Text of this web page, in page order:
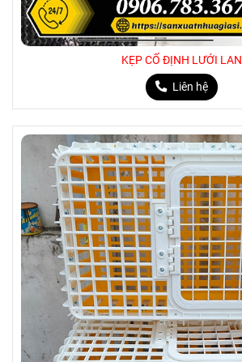
KẸP CỐ ĐỊNH LƯỚI LAN
Liên hệ